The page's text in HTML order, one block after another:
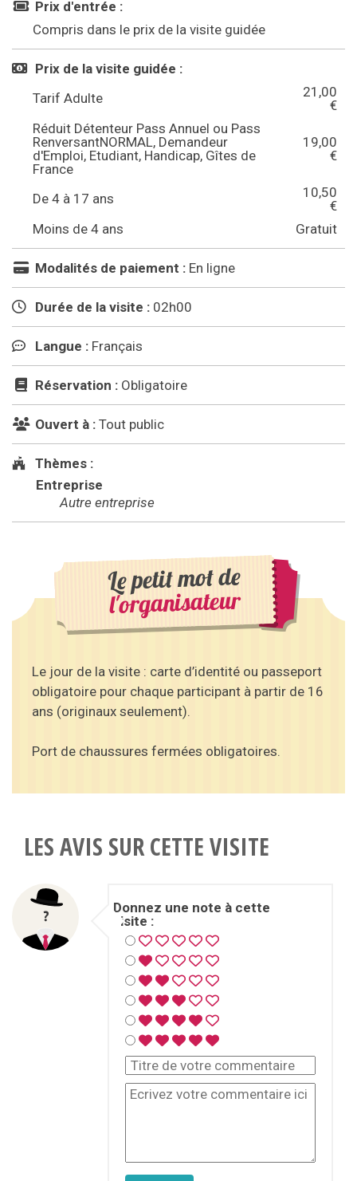
Prix d'entrée :
Compris dans le prix de la visite guidée
Prix de la visite guidée :
Tarif Adulte
21,00
€
Réduit Détenteur Pass Annuel ou Pass
RenversantNORMAL, Demandeur
d'Emploi, Etudiant, Handicap, Gîtes de
France
19,00
€
De 4 à 17 ans
10,50
€
Moins de 4 ans
Gratuit
Modalités de paiement : En ligne
Durée de la visite : 02h00
Langue : Français
Réservation : Obligatoire
Ouvert à : Tout public
Thèmes :
Entreprise
Autre entreprise
Le petit mot de
l'organisateur
Le jour de la visite : carte d’identité ou passeport
obligatoire pour chaque participant à partir de 16
ans (originaux seulement).
Port de chaussures fermées obligatoires.
LES AVIS SUR CETTE VISITE
Donnez une note à cette
visite :